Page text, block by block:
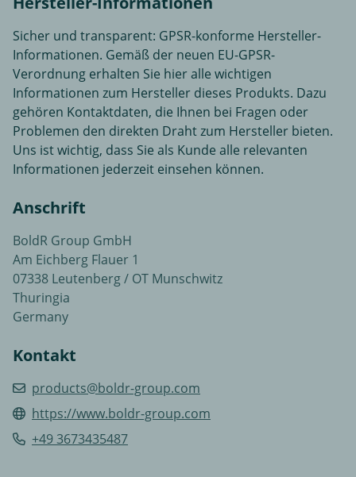
Sicher und transparent: GPSR-konforme Hersteller-
Informationen. Gemäß der neuen EU-GPSR-
Verordnung erhalten Sie hier alle wichtigen
Informationen zum Hersteller dieses Produkts. Dazu
gehören Kontaktdaten, die Ihnen bei Fragen oder
Problemen den direkten Draht zum Hersteller bieten.
Uns ist wichtig, dass Sie als Kunde alle relevanten
Informationen jederzeit einsehen können.
Anschrift
BoldR Group GmbH
Am Eichberg Flauer 1
07338 Leutenberg / OT Munschwitz
Thuringia
Germany
Kontakt
products@boldr-group.com
https://www.boldr-group.com
+49 3673435487